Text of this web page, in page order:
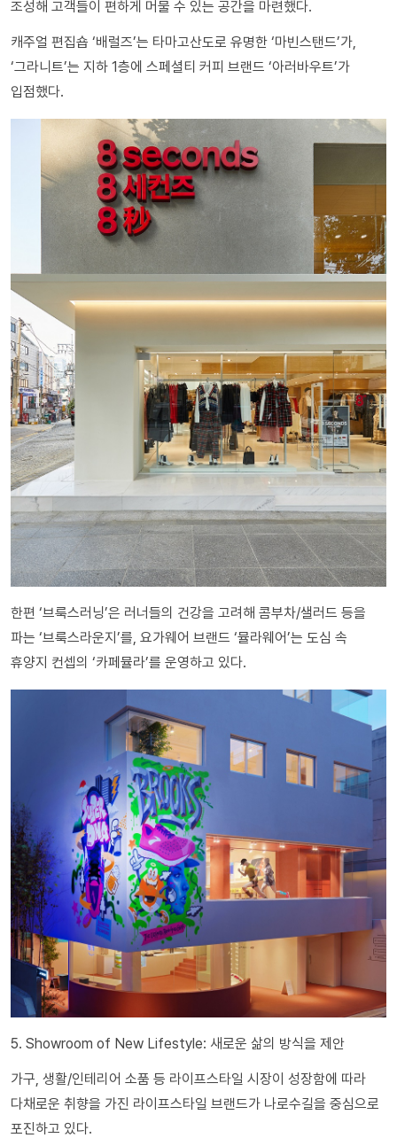
조성해 고객들이 편하게 머물 수 있는 공간을 마련했다.
캐주얼 편집숍 ‘배럴즈’는 타마고산도로 유명한 ‘마빈스탠드’가,
‘그라니트’는 지하 1층에 스페셜티 커피 브랜드 ‘아러바우트’가
입점했다.
한편 ‘브룩스러닝’은 러너들의 건강을 고려해 콤부차/샐러드 등을
파는 ‘브룩스라운지’를, 요가웨어 브랜드 ‘뮬라웨어’는 도심 속
휴양지 컨셉의 ‘카페뮬라’를 운영하고 있다.
5. Showroom of New Lifestyle: 새로운 삶의 방식을 제안
가구, 생활/인테리어 소품 등 라이프스타일 시장이 성장함에 따라
다채로운 취향을 가진 라이프스타일 브랜드가 나로수길을 중심으로
포진하고 있다.